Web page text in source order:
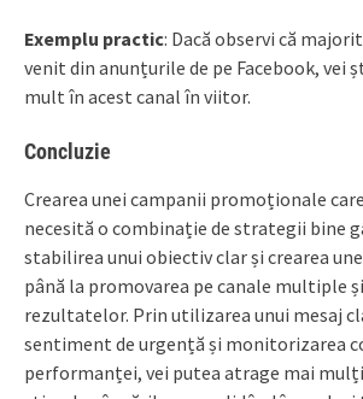
Exemplu practic: Dacă observi că
venit din anunțurile de pe Facebook, vei
mult în acest canal în viitor.
Concluzie
Crearea unei campanii promoționale
necesită o combinație de strategii bine
stabilirea unui obiectiv clar și crearea
până la promovarea pe canale multiple
rezultatelor. Prin utilizarea unui mesaj
sentiment de urgență și monitorizarea
performanței, vei putea atrage mai